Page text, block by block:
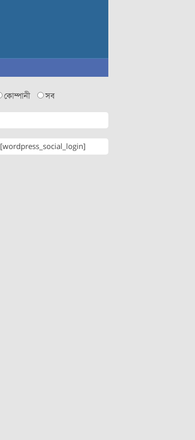
কোম্পানী সব
[wordpress_social_login]